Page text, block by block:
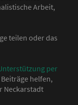
Arbeit,
teilen oder das
per
helfen,
Neckarstadt